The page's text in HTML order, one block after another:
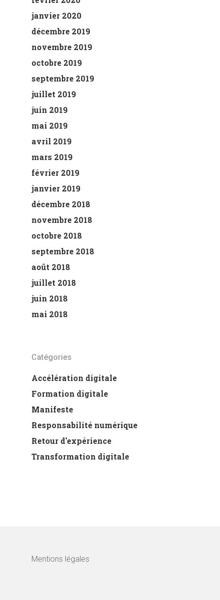
janvier 2020
décembre 2019
novembre 2019
octobre 2019
septembre 2019
juillet 2019
juin 2019
mai 2019
avril 2019
mars 2019
février 2019
janvier 2019
décembre 2018
novembre 2018
octobre 2018
septembre 2018
août 2018
juillet 2018
juin 2018
mai 2018
Catégories
Accélération digitale
Formation digitale
Manifeste
Responsabilité numérique
Retour d'expérience
Transformation digitale
Mentions légales